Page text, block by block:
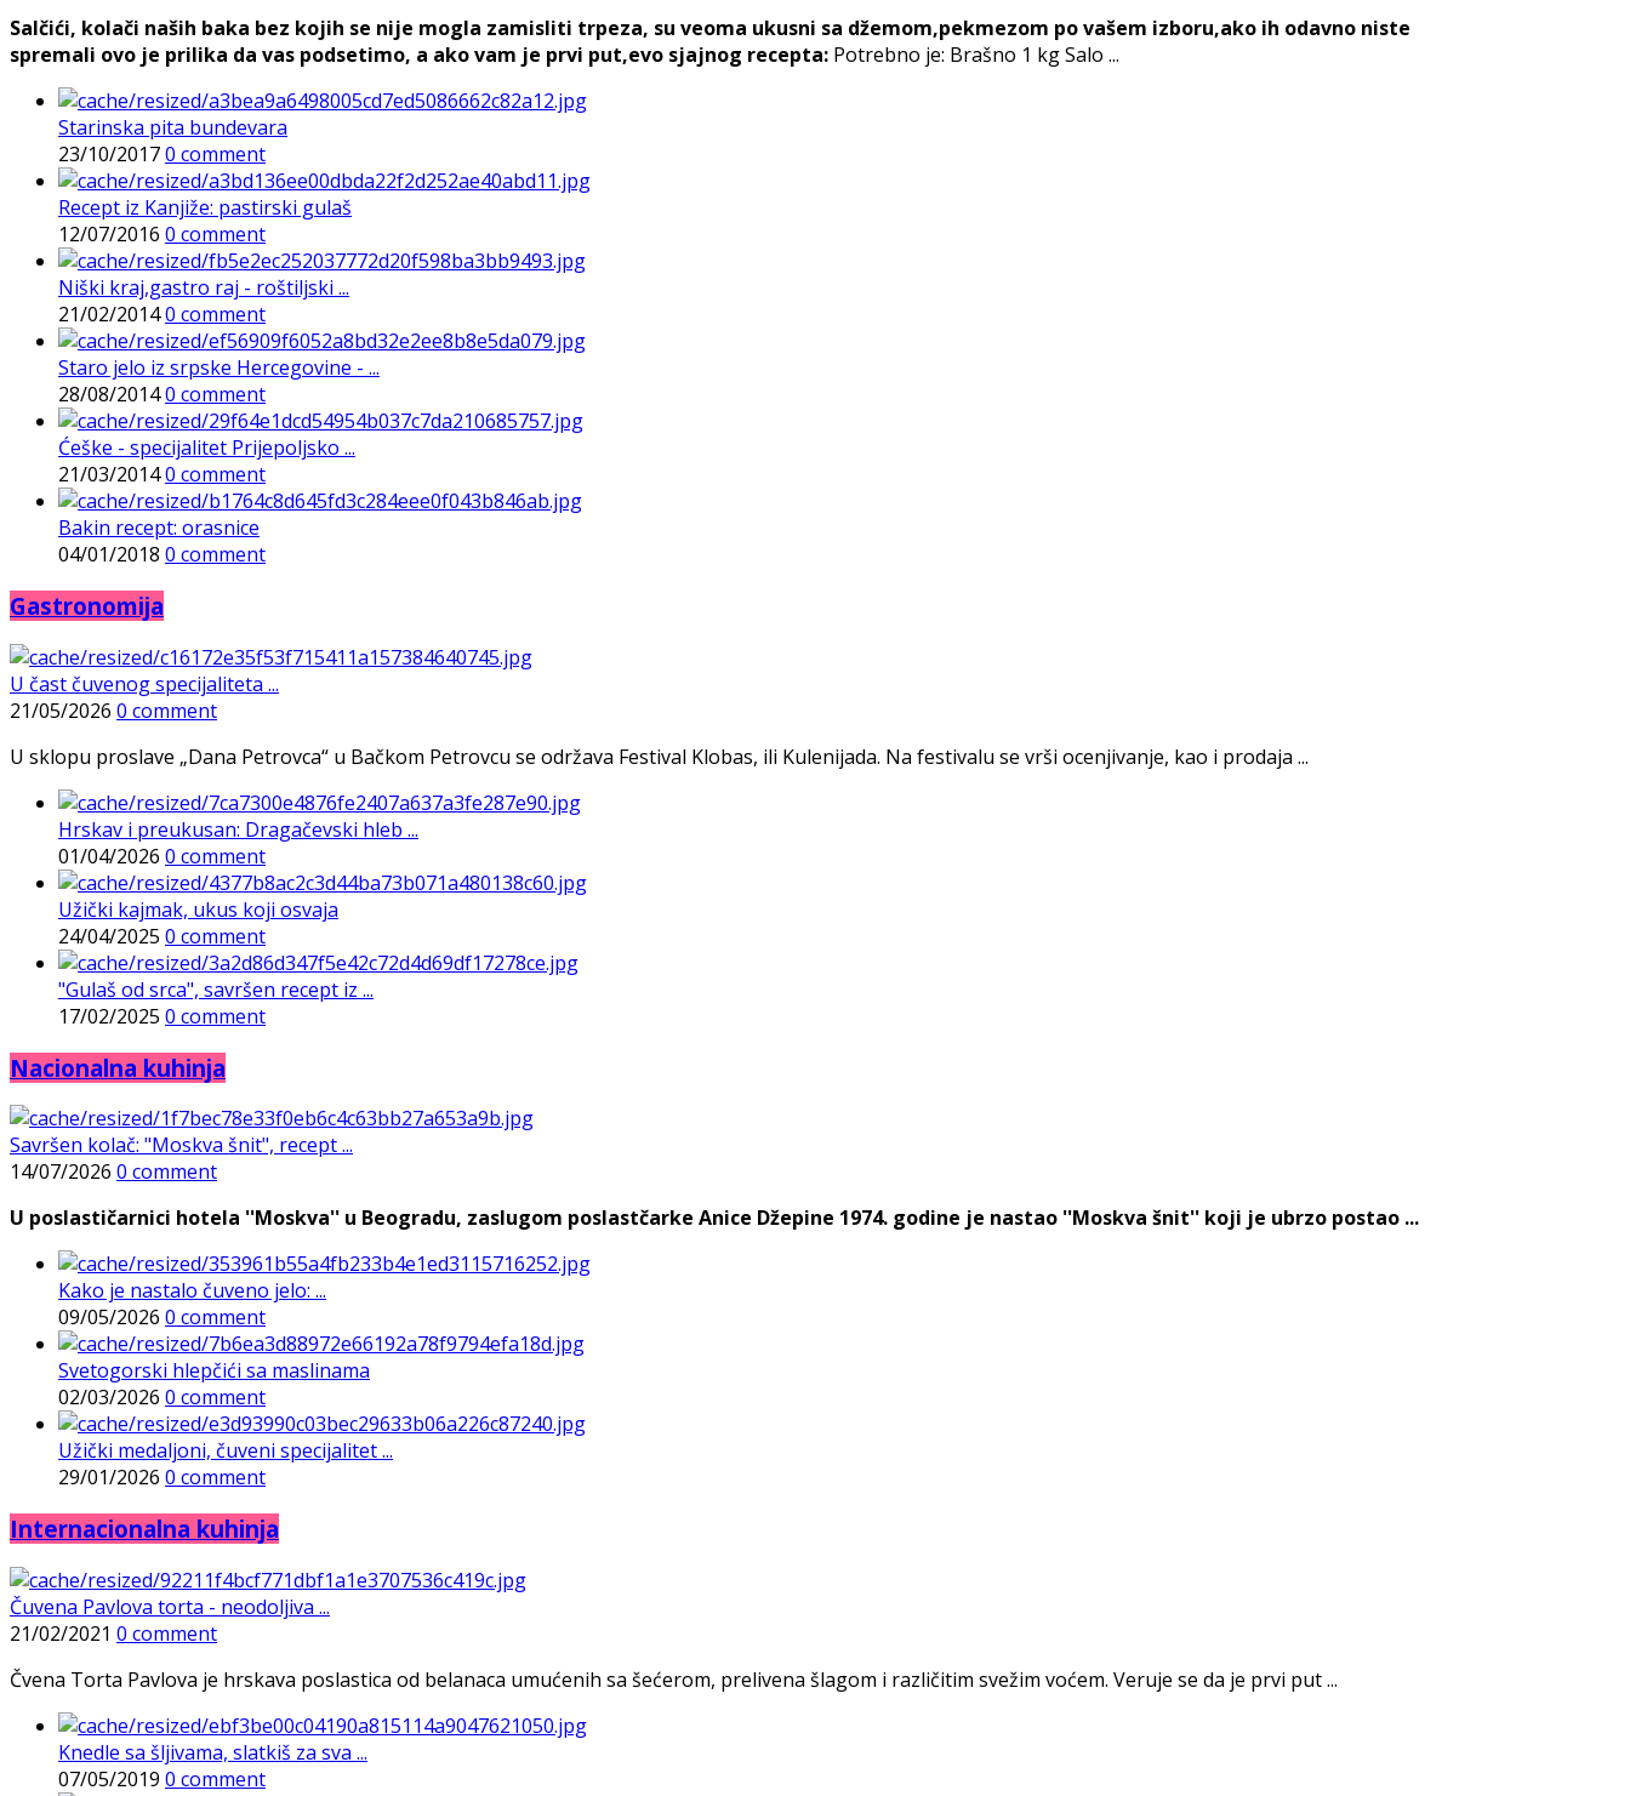
Salčići, kolači naših baka bez kojih se nije mogla zamisliti trpeza, su veoma ukusni sa džemom,pekmezom po vašem izboru,ako ih odavno niste
spremali ovo je prilika da vas podsetimo, a ako vam je prvi put,evo sjajnog recepta: Potrebno je: Brašno 1 kg Salo ...
Starinska pita bundevara
23/10/20170 comment
Recept iz Kanjiže: pastirski gulaš
12/07/2016 0 comment
Niški kraj,gastro raj - roštiljski ...
21/02/20140 comment
Staro jelo iz srpske Hercegovine - ...
28/08/20140 comment
Ćeške - specijalitet Prijepoljsko ...
21/03/20140 comment
Bakin recept: orasnice
04/01/2018 0 comment
Gastronomija
U čast čuvenog specijaliteta ...
21/05/2026 0 comment
U sklopu proslave „Dana Petrovca“ u Bačkom Petrovcu se održava Festival Klobas, ili Kulenijada. Na festivalu se vrši ocenjivanje, kao i prodaja ...
Hrskav i preukusan: Dragačevski hleb ...
01/04/2026 0 comment
Užički kajmak, ukus koji osvaja
24/04/2025 0 comment
"Gulaš od srca", savršen recept iz ...
17/02/2025 0 comment
Nacionalna kuhinja
Savršen kolač: "Moskva šnit", recept ...
14/07/2026 0 comment
U poslastičarnici hotela ''Moskva'' u Beogradu, zaslugom poslastčarke Anice Džepine 1974. godine je nastao ''Moskva šnit'' koji je ubrzo postao ...
Kako je nastalo čuveno jelo: ...
09/05/2026 0 comment
Svetogorski hlepčići sa maslinama
02/03/2026 0 comment
Užički medaljoni, čuveni specijalitet ...
29/01/2026 0 comment
Internacionalna kuhinja
Čuvena Pavlova torta - neodoljiva ...
21/02/2021 0 comment
Čvena Torta Pavlova je hrskava poslastica od belanaca umućenih sa šećerom, prelivena šlagom i različitim svežim voćem. Veruje se da je prvi put ...
Knedle sa šljivama, slatkiš za sva ...
07/05/2019 0 comment